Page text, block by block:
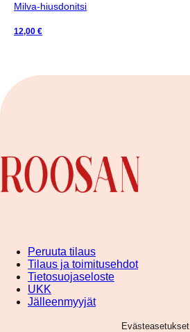
Milva-hiusdonitsi
12,00 €
Peruuta tilaus
Tilaus ja toimitusehdot
Tietosuojaseloste
UKK
Jälleenmyyjät
Evästeasetukset